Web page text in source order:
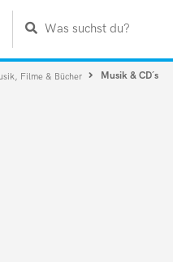
Was suchst du?
Filme & Bücher Musik & CD´s